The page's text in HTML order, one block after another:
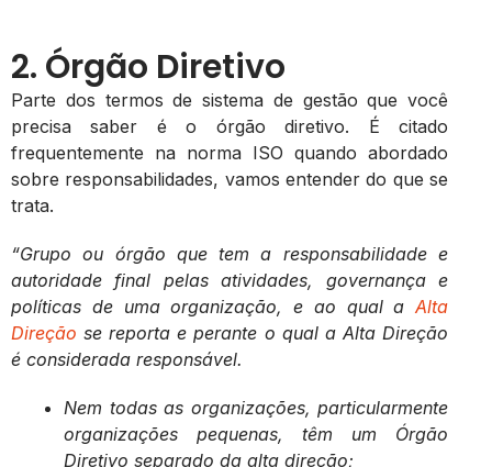
2. Órgão Diretivo
Parte dos termos de sistema de gestão que você
precisa saber é o órgão diretivo. É citado
frequentemente na norma ISO quando abordado
sobre responsabilidades, vamos entender do que se
trata.
“Grupo ou órgão que tem a responsabilidade e
autoridade final pelas atividades, governança e
políticas de uma organização, e ao qual a Alta
Direção se reporta e perante o qual a Alta Direção
é considerada responsável.
Nem todas as organizações, particularmente
organizações pequenas, têm um Órgão
Diretivo separado da alta direção;